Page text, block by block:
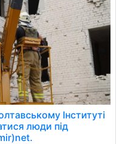
Інституті
люди під